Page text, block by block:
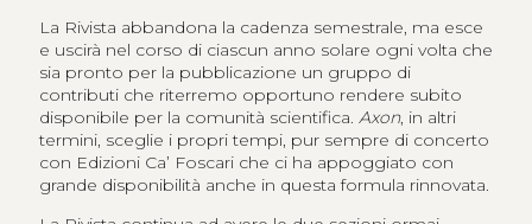
La Rivista abbandona la cadenza semestrale, ma esce
e uscirà nel corso di ciascun anno solare ogni volta che
sia pronto per la pubblicazione un gruppo di
contributi che riterremo opportuno rendere subito
disponibile per la comunità scientifica. Axon, in altri
termini, sceglie i propri tempi, pur sempre di concerto
con Edizioni Ca’ Foscari che ci ha appoggiato con
grande disponibilità anche in questa formula rinnovata.